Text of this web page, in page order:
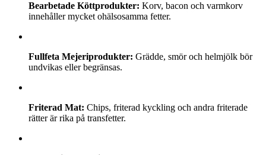
Bearbetade Köttprodukter: Korv, bacon och varmkorv
innehåller mycket ohälsosamma fetter.
Fullfeta Mejeriprodukter: Grädde, smör och helmjölk bör
undvikas eller begränsas.
Friterad Mat: Chips, friterad kyckling och andra friterade
rätter är rika på transfetter.